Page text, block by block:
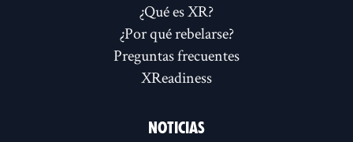
¿Qué es XR?
¿Por qué rebelarse?
Preguntas frecuentes
XReadiness
NOTICIAS